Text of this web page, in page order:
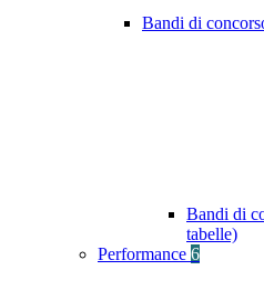
Bandi di
Bandi di
tabelle)
Performance 6